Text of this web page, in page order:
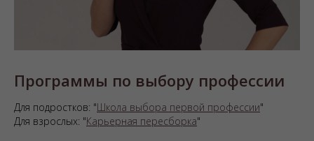
Программы по выбору профессии
Для подростков: "Школа выбора первой профессии"
Для взрослых: "Карьерная пересборка"